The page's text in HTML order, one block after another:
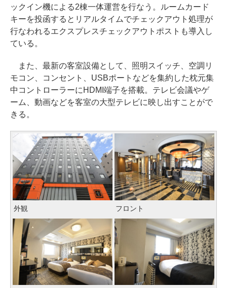
ックイン機による2棟一体運営を行なう。ルームカード
キーを投函するとリアルタイムでチェックアウト処理が
行なわれるエクスプレスチェックアウトポストも導入し
ている。
また、最新の客室設備として、照明スイッチ、空調リ
モコン、コンセント、USBポートなどを集約した枕元集
中コントローラーにHDMI端子を搭載。テレビ会議やゲ
ーム、動画などを客室の大型テレビに映し出すことがで
きる。
外観 フロント